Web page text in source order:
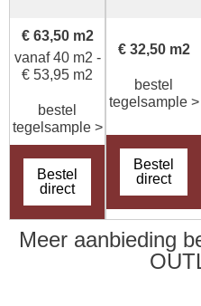
€ 63,50 m2
vanaf 40 m2 -
€ 53,95 m2
bestel
tegelsample >
Bestel
direct
€ 32,50 m2
bestel
tegelsample >
Bestel
direct
Meer aanbieding